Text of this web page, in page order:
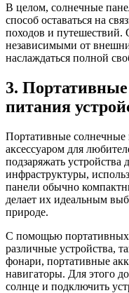
В целом, солнечные
способ оставаться на
походов и путешествий.
независимыми от
наслаждаться полной
3.
питания
Портативные
аксессуаром для
подзаряжать устройства
инфраструктуры,
панели обычно
делает их идеальным
природе.
С помощью портативных
различные устройства,
фонари, портативные
навигаторы. Для этого
солнце и подключить